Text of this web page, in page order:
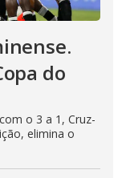
do
o 3 a 1, Cruz-
elimina o